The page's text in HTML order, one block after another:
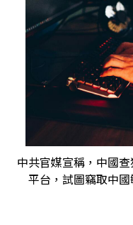
中共官媒宣稱，中國
平台，試圖竊取中